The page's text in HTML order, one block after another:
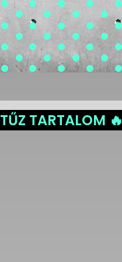
TŰZ TARTALOM 🔥